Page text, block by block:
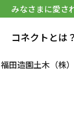
みなさまに愛さ
コネクトとは？
福田造園土木（株）